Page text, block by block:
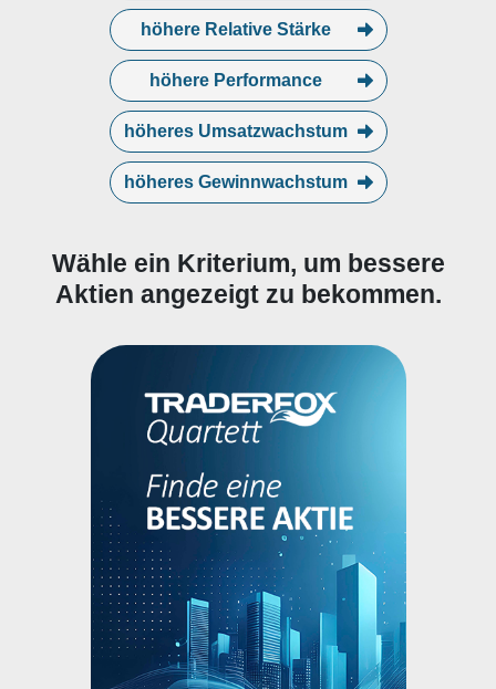
höhere Relative Stärke
höhere Performance
höheres Umsatzwachstum
höheres Gewinnwachstum
Wähle ein Kriterium, um bessere
Aktien angezeigt zu bekommen.